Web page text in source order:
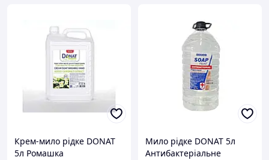
Крем-мило рідке DONAT
5л Ромашка
Мило рідке DONAT 5л
Антибактеріальне